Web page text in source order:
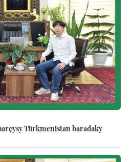
Türkmenistan baradaky